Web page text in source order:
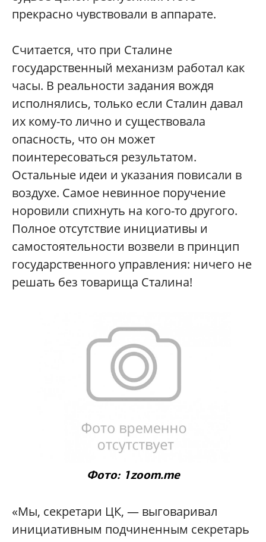
прекрасно чувствовали в аппарате.
Считается, что при Сталине
государственный механизм работал как
часы. В реальности задания вождя
исполнялись, только если Сталин давал
их кому-то лично и существовала
опасность, что он может
поинтересоваться результатом.
Остальные идеи и указания повисали в
воздухе. Самое невинное поручение
норовили спихнуть на кого-то другого.
Полное отсутствие инициативы и
самостоятельности возвели в принцип
государственного управления: ничего не
решать без товарища Сталина!
Фото: 1zoom.me
«Мы, секретари ЦК, — выговаривал
инициативным подчиненным секретарь